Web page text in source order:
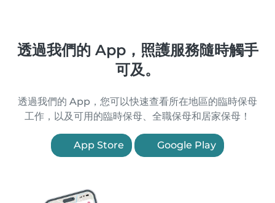
透過我們的 App，照護服務隨時觸手
可及。
透過我們的 App，您可以快速查看所在地區的臨時保母
工作，以及可用的臨時保母、全職保母和居家保母！
App Store Google Play